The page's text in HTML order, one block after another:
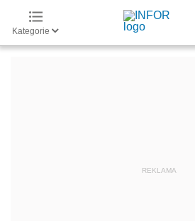
Kategorie